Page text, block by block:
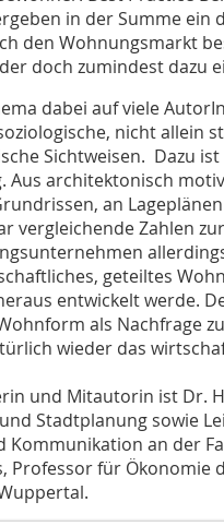
in der Summe ein
den Wohnungsmarkt
doch zumindest dazu
dabei auf viele
nicht allein
Sichtweisen. Dazu
Aus architektonisch
an
vergleichende Zahlen
geteiltes
entwickelt werde.
als Nachfrage
wieder das
und Mitautorin ist Dr.
Stadtplanung sowie
Kommunikation an der
Professor für Ökonomie